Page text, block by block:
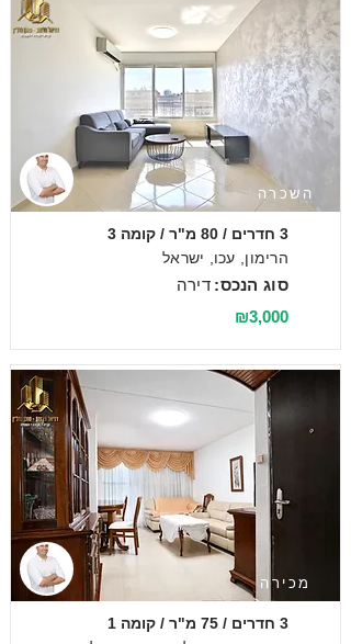
השכרה
3 חדרים / 80 מ"ר / קומה 3
הרימון, עכו, ישראל
דירה סוג הנכס:
₪3,000
מכירה
3 חדרים / 75 מ"ר / קומה 1